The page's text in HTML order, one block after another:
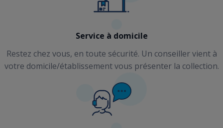
Service à domicile
Restez chez vous, en toute sécurité. Un conseiller vient à
votre domicile/établissement vous présenter la collection.